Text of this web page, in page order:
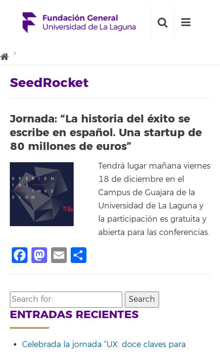
SeedRocket
Jornada: “La historia del éxito se
escribe en español. Una startup de
80 millones de euros”
Tendrá lugar mañana viernes
18 de diciembre en el
Campus de Guajara de la
Universidad de La Laguna y
la participación es gratuita y
abierta para las conferencias.
Facebook
Mastodon
Email
Search
for:
ENTRADAS RECIENTES
Celebrada la jornada “UX: doce claves para